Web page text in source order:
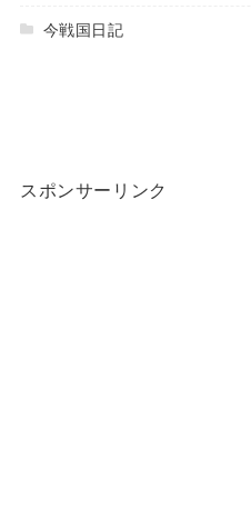
今戦国日記
スポンサーリンク